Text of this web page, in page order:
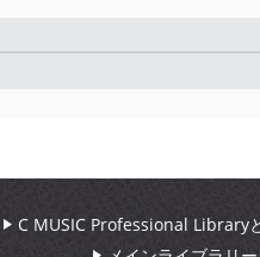
C MUSIC Professional Library